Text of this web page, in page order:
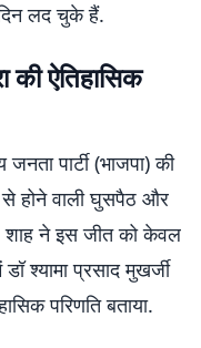
लद चुके हैं.
की ऐतिहासिक
पार्टी (भाजपा) की
से होने वाली घुसपैठ और
शाह ने इस जीत को केवल
श्यामा प्रसाद मुखर्जी
परिणति बताया.